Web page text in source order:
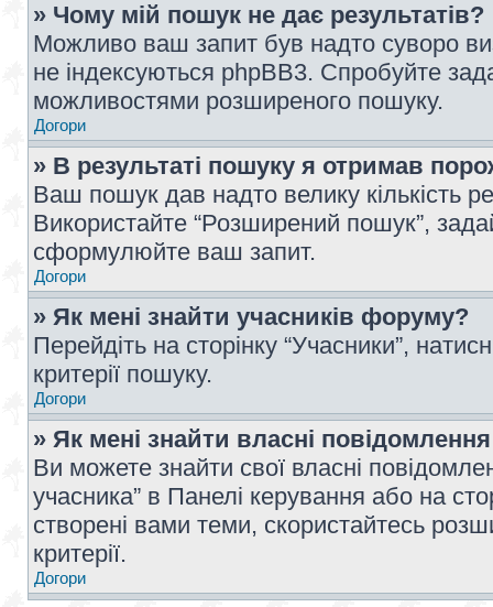
» Чому мій пошук не дає результатів?
Можливо ваш запит був надто суворо
не індексуються phpBB3. Спробуйте
можливостями розширеного пошуку.
Догори
» В результаті пошуку я отримав
Ваш пошук дав надто велику кількість
Використайте “Розширений пошук”,
сформулюйте ваш запит.
Догори
» Як мені знайти учасників форуму?
Перейдіть на сторінку “Учасники”,
критерії пошуку.
Догори
» Як мені знайти власні
Ви можете знайти свої власні
учасника” в Панелі керування або на
створені вами теми, скористайтесь
критерії.
Догори